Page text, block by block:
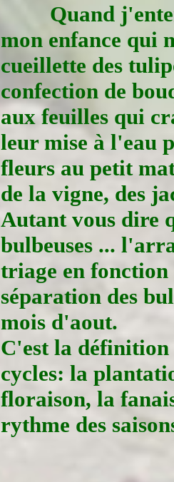
Quand
mon enfance qui
cueillette des
confection de
aux feuilles qui
leur mise à l'eau
fleurs au petit
de la vigne, des
Autant vous dire
bulbeuses ...
triage en fonction
séparation des
mois d'aout.
C'est la définition
cycles: la
floraison, la
rythme des